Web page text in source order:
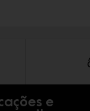
e